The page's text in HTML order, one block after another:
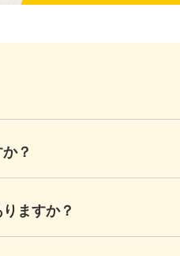
？
ますか？